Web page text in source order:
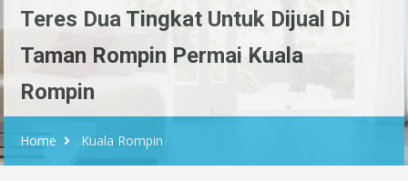
Teres Dua Tingkat Untuk Dijual Di
Taman Rompin Permai Kuala
Rompin
Home Kuala Rompin